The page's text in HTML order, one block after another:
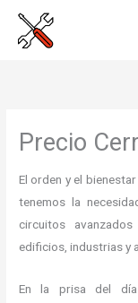
Precio
El orden y el
tenemos la
circuitos
edificios, industrias y
En la prisa del día